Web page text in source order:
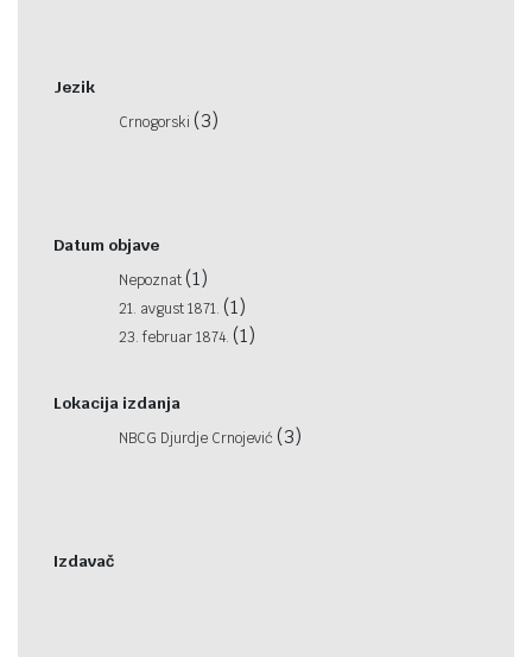
Jezik
Crnogorski (3)
Datum objave
Nepoznat(1)
21. avgust 1871. (1)
23. februar 1874. (1)
Lokacija izdanja
NBCG Djurdje Crnojević (3)
Izdavač